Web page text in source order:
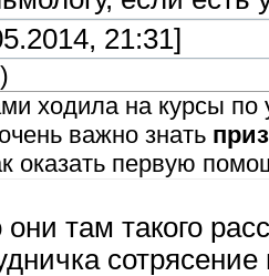
21:31]
)
ходила на курсы
важно знать
оказать первую
они там такого